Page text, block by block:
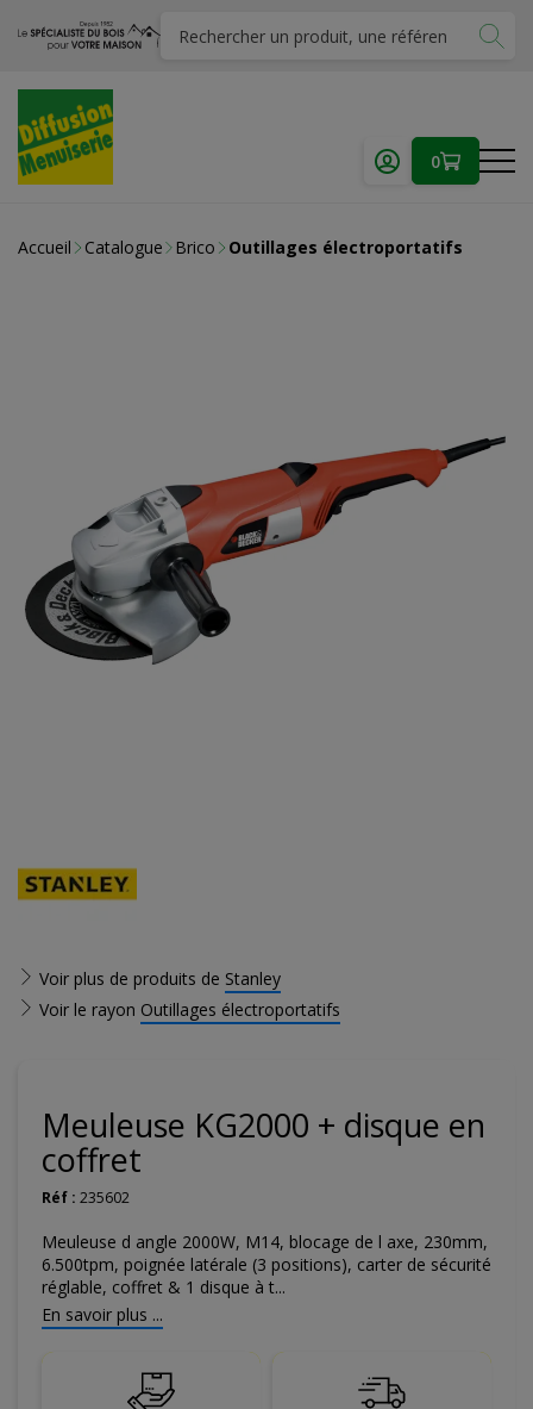
0
Accueil Catalogue Brico Outillages électroportatifs
Voir plus de produits de Stanley
Voir le rayon Outillages électroportatifs
Meuleuse KG2000 + disque en
coffret
Réf : 235602
Meuleuse d angle 2000W, M14, blocage de l axe, 230mm,
6.500tpm, poignée latérale (3 positions), carter de sécurité
réglable, coffret & 1 disque à t...
En savoir plus ...